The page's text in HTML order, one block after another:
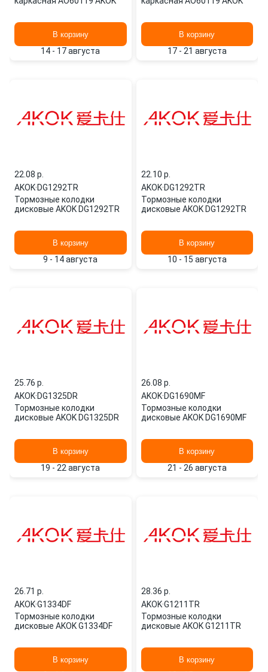
В корзину
14 - 17 августа
В корзину
17 - 21 августа
22.08 p.
AKOK·DG1292TR
Тормозные колодки
дисковые AKOK DG1292TR
В корзину
9 - 14 августа
22.10 p.
AKOK·DG1292TR
Тормозные колодки
дисковые AKOK DG1292TR
В корзину
10 - 15 августа
25.76 p.
AKOK·DG1325DR
Тормозные колодки
дисковые AKOK DG1325DR
В корзину
19 - 22 августа
26.08 p.
AKOK·DG1690MF
Тормозные колодки
дисковые AKOK DG1690MF
В корзину
21 - 26 августа
26.71 p.
AKOK·G1334DF
Тормозные колодки
дисковые AKOK G1334DF
В корзину
28.36 p.
AKOK·G1211TR
Тормозные колодки
дисковые AKOK G1211TR
В корзину